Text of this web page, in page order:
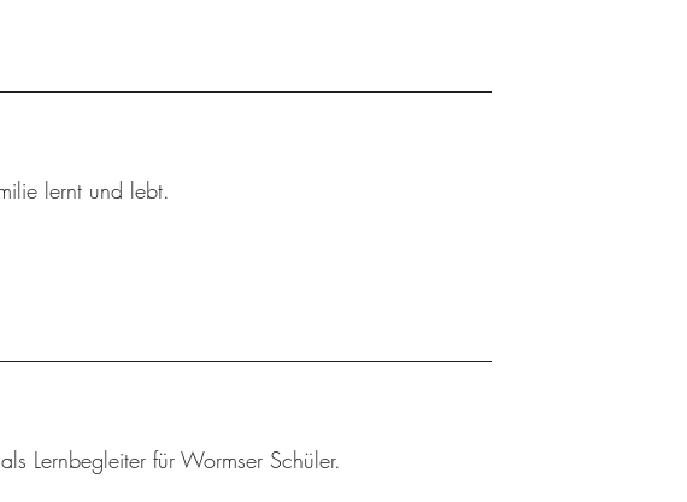
lernt und lebt.
Lernbegleiter für Wormser Schüler.